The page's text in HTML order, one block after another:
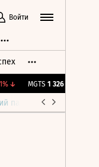
Войти
↓ MGTS 1 326 +0,91%
парламент